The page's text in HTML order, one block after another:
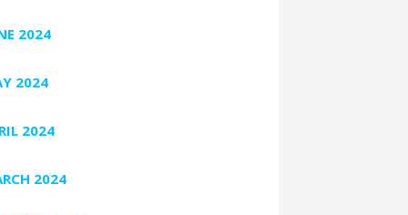
2024
2024
2024
2024